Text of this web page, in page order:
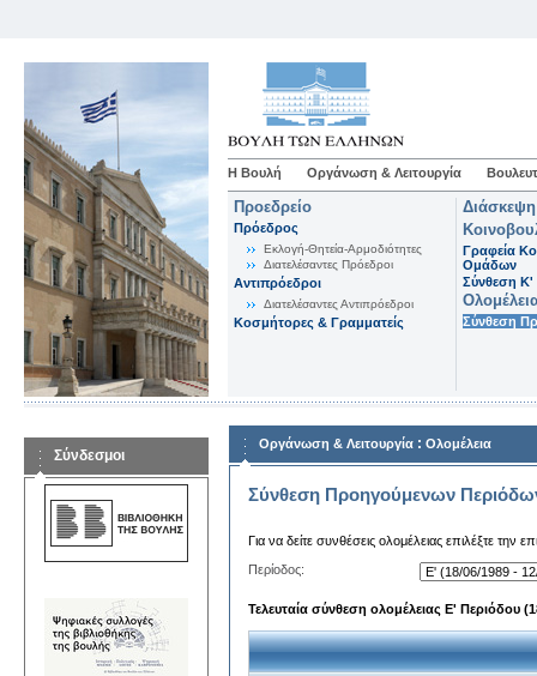
Η Βουλή Οργάνωση & Λειτουργία
Προεδρείο
Πρόεδρος
Εκλογή-Θητεία-Αρμοδιότητες
Διατελέσαντες Πρόεδροι
Αντιπρόεδροι
Διατελέσαντες Αντιπρόεδροι
Κοσμήτορες & Γραμματείς
Γραφεία
Ομάδων
Σύνθεση K'
Σύνθεση
Σύνδεσμοι
Οργάνωση & Λειτουργία : Ολομέλεια
Σύνθεση Προηγούμενων
Για να δείτε συνθέσεις ολομέλειας επιλέξτε την
Περίοδος:
Τελευταία σύνθεση ολομέλειας Ε' Περιόδου